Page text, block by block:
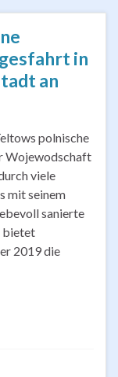
in
an
polnische
Wojewodschaft
viele
mit seinem
sanierte
bietet
2019 die